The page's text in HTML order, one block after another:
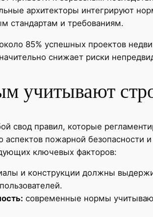
архитекторы интегрируют
стандартам и требованиям.
85% успешных проектов
снижает риски
учитывают
свод правил, которые
пожарной безопасности
ключевых факторов:
и конструкции должны
современные нормы